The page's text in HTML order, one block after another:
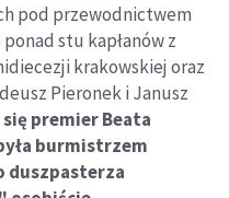
pod przewodnictwem
stu kapłanów z
krakowskiej oraz
Pieronek i Janusz
premier Beata
burmistrzem
duszpasterza